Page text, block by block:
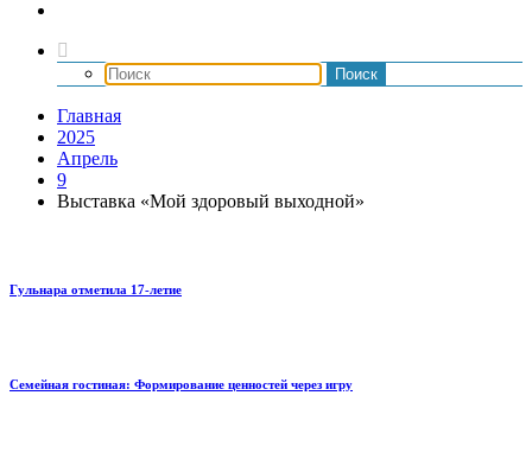
Главная
2025
Апрель
9
Выставка «Мой здоровый выходной»
Гульнара отметила 17‑летие
Семейная гостиная: Формирование ценностей через игру